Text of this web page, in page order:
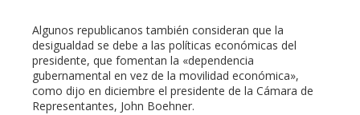
Algunos republicanos también consideran que la
desigualdad se debe a las políticas económicas del
presidente, que fomentan la «dependencia
gubernamental en vez de la movilidad económica»,
como dijo en diciembre el presidente de la Cámara de
Representantes, John Boehner.